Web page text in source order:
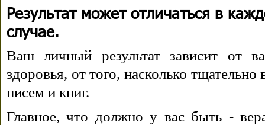
Результат может отличаться в
случае.
Ваш личный результат зависит от
здоровья, от того, насколько
писем и книг.
Главное, что должно у вас быть -